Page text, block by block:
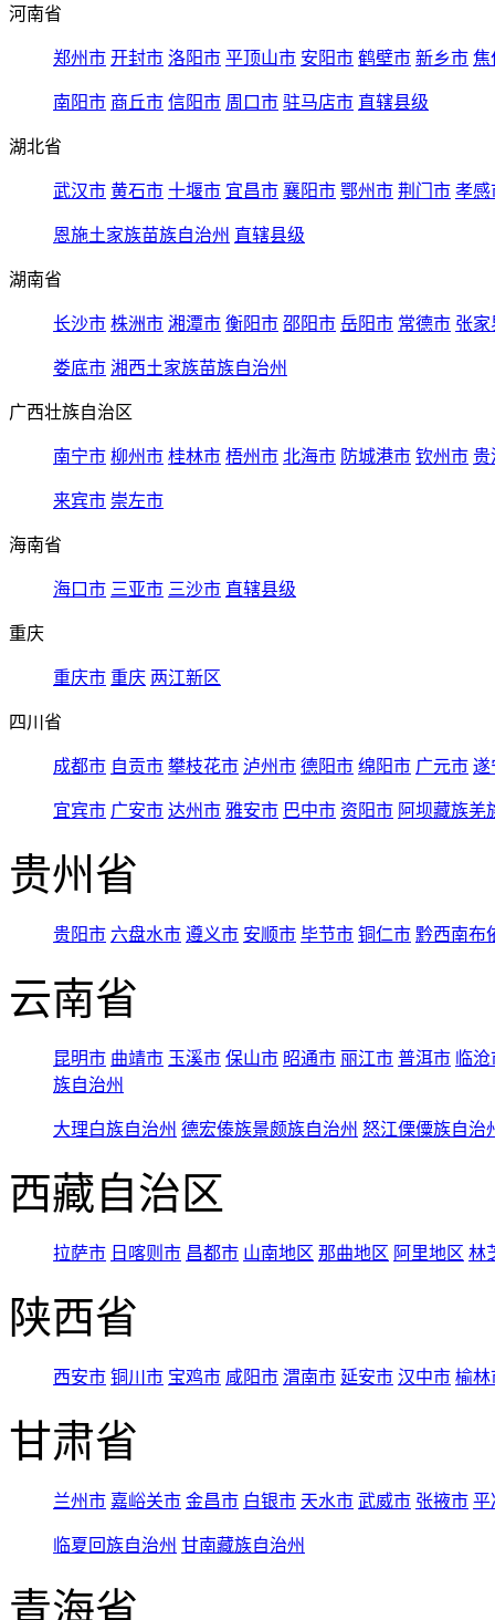
河南省
郑州市 开封市 洛阳市 平顶山市 安阳市 鹤壁市 新乡市 焦
南阳市 商丘市 信阳市 周口市 驻马店市 直辖县级
湖北省
武汉市 黄石市 十堰市 宜昌市 襄阳市 鄂州市 荆门市 孝感
恩施土家族苗族自治州 直辖县级
湖南省
长沙市 株洲市 湘潭市 衡阳市 邵阳市 岳阳市 常德市 张家
娄底市 湘西土家族苗族自治州
广西壮族自治区
南宁市 柳州市 桂林市 梧州市 北海市 防城港市 钦州市 贵
来宾市 崇左市
海南省
海口市 三亚市 三沙市 直辖县级
重庆
重庆市 重庆 两江新区
四川省
成都市 自贡市 攀枝花市 泸州市 德阳市 绵阳市 广元市 遂
宜宾市 广安市 达州市 雅安市 巴中市 资阳市 阿坝藏族羌
贵州省
贵阳市 六盘水市 遵义市 安顺市 毕节市 铜仁市 黔西南布
云南省
昆明市 曲靖市 玉溪市 保山市 昭通市 丽江市 普洱市 临
族自治州
大理白族自治州 德宏傣族景颇族自治州 怒江傈僳族自治
西藏自治区
拉萨市 日喀则市 昌都市 山南地区 那曲地区 阿里地区 林
陕西省
西安市 铜川市 宝鸡市 咸阳市 渭南市 延安市 汉中市 榆林
甘肃省
兰州市 嘉峪关市 金昌市 白银市 天水市 武威市 张掖市 平
临夏回族自治州 甘南藏族自治州
青海省